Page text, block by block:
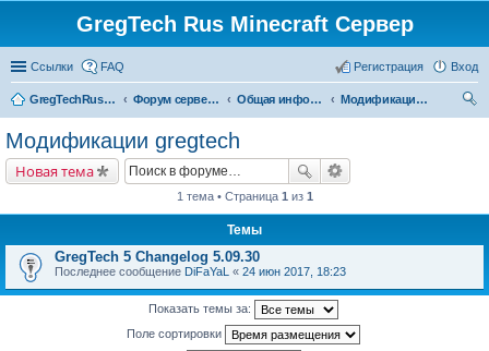
GregTech Rus Minecraft Сервер
Ссылки FAQ Вход
Регистрация
GregTechRus.Ru - На главную Форум сервера Minecraft Gregtech 1.7.10 Общая информация
Модификации gregtech
Модификации gregtech
Новая тема
1 тема • Страница 1 из 1
Темы
GregTech 5 Changelog 5.09.30
Последнее сообщение DiFaYaL « 24 июн 2017, 18:23
Показать темы за:
Поле сортировки